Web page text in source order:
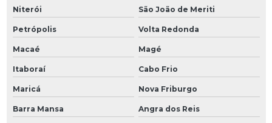
Niterói São João de Meriti
Petrópolis Volta Redonda
Macaé Magé
Itaboraí Cabo Frio
Maricá Nova Friburgo
Barra Mansa Angra dos Reis